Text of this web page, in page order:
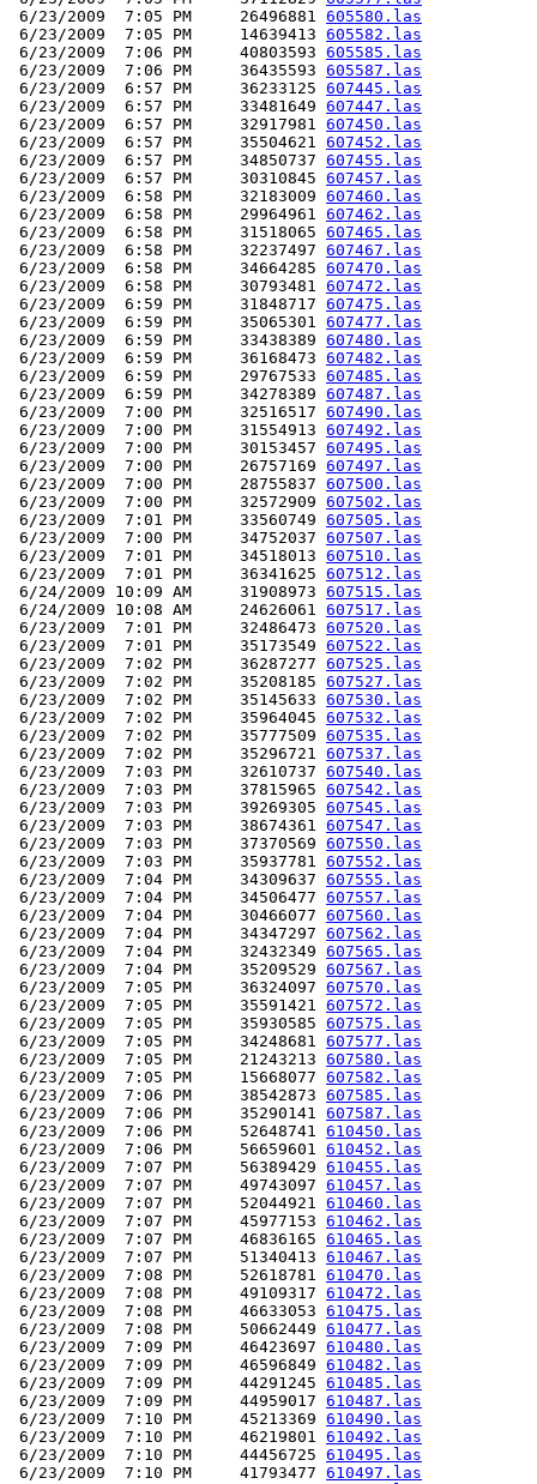
6/23/2009  7:05 PM     26496881 605580.las
6/23/2009  7:05 PM     14639413 605582.las
6/23/2009  7:06 PM     40803593 605585.las
6/23/2009  7:06 PM     36435593 605587.las
6/23/2009  6:57 PM     36233125 607445.las
6/23/2009  6:57 PM     33481649 607447.las
6/23/2009  6:57 PM     32917981 607450.las
6/23/2009  6:57 PM     35504621 607452.las
6/23/2009  6:57 PM     34850737 607455.las
6/23/2009  6:57 PM     30310845 607457.las
6/23/2009  6:58 PM     32183009 607460.las
6/23/2009  6:58 PM     29964961 607462.las
6/23/2009  6:58 PM     31518065 607465.las
6/23/2009  6:58 PM     32237497 607467.las
6/23/2009  6:58 PM     34664285 607470.las
6/23/2009  6:58 PM     30793481 607472.las
6/23/2009  6:59 PM     31848717 607475.las
6/23/2009  6:59 PM     35065301 607477.las
6/23/2009  6:59 PM     33438389 607480.las
6/23/2009  6:59 PM     36168473 607482.las
6/23/2009  6:59 PM     29767533 607485.las
6/23/2009  6:59 PM     34278389 607487.las
6/23/2009  7:00 PM     32516517 607490.las
6/23/2009  7:00 PM     31554913 607492.las
6/23/2009  7:00 PM     30153457 607495.las
6/23/2009  7:00 PM     26757169 607497.las
6/23/2009  7:00 PM     28755837 607500.las
6/23/2009  7:00 PM     32572909 607502.las
6/23/2009  7:01 PM     33560749 607505.las
6/23/2009  7:00 PM     34752037 607507.las
6/23/2009  7:01 PM     34518013 607510.las
6/23/2009  7:01 PM     36341625 607512.las
6/24/2009 10:09 AM     31908973 607515.las
6/24/2009 10:08 AM     24626061 607517.las
6/23/2009  7:01 PM     32486473 607520.las
6/23/2009  7:01 PM     35173549 607522.las
6/23/2009  7:02 PM     36287277 607525.las
6/23/2009  7:02 PM     35208185 607527.las
6/23/2009  7:02 PM     35145633 607530.las
6/23/2009  7:02 PM     35964045 607532.las
6/23/2009  7:02 PM     35777509 607535.las
6/23/2009  7:02 PM     35296721 607537.las
6/23/2009  7:03 PM     32610737 607540.las
6/23/2009  7:03 PM     37815965 607542.las
6/23/2009  7:03 PM     39269305 607545.las
6/23/2009  7:03 PM     38674361 607547.las
6/23/2009  7:03 PM     37370569 607550.las
6/23/2009  7:03 PM     35937781 607552.las
6/23/2009  7:04 PM     34309637 607555.las
6/23/2009  7:04 PM     34506477 607557.las
6/23/2009  7:04 PM     30466077 607560.las
6/23/2009  7:04 PM     34347297 607562.las
6/23/2009  7:04 PM     32432349 607565.las
6/23/2009  7:04 PM     35209529 607567.las
6/23/2009  7:05 PM     36324097 607570.las
6/23/2009  7:05 PM     35591421 607572.las
6/23/2009  7:05 PM     35930585 607575.las
6/23/2009  7:05 PM     34248681 607577.las
6/23/2009  7:05 PM     21243213 607580.las
6/23/2009  7:05 PM     15668077 607582.las
6/23/2009  7:06 PM     38542873 607585.las
6/23/2009  7:06 PM     35290141 607587.las
6/23/2009  7:06 PM     52648741 610450.las
6/23/2009  7:06 PM     56659601 610452.las
6/23/2009  7:07 PM     56389429 610455.las
6/23/2009  7:07 PM     49743097 610457.las
6/23/2009  7:07 PM     52044921 610460.las
6/23/2009  7:07 PM     45977153 610462.las
6/23/2009  7:07 PM     46836165 610465.las
6/23/2009  7:07 PM     51340413 610467.las
6/23/2009  7:08 PM     52618781 610470.las
6/23/2009  7:08 PM     49109317 610472.las
6/23/2009  7:08 PM     46633053 610475.las
6/23/2009  7:08 PM     50662449 610477.las
6/23/2009  7:09 PM     46423697 610480.las
6/23/2009  7:09 PM     46596849 610482.las
6/23/2009  7:09 PM     44291245 610485.las
6/23/2009  7:09 PM     44959017 610487.las
6/23/2009  7:10 PM     45213369 610490.las
6/23/2009  7:10 PM     46219801 610492.las
6/23/2009  7:10 PM     44456725 610495.las
6/23/2009  7:10 PM     41793477 610497.las